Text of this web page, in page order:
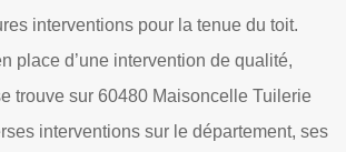
interventions pour la tenue du toit.
place d’une intervention de qualité,
trouve sur 60480 Maisoncelle Tuilerie
interventions sur le département, ses